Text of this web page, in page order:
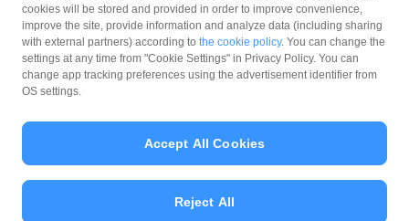
マネロン等基本方針
カスタマーハラスメントに関する当社の考え方
© PayPay Corporation
cookies will be stored and provided in order to improve convenience,
improve the site, provide information and analyze data (including sharing
with external partners) according to the cookie policy. You can change the
settings at any time from "Cookie Settings" in Privacy Policy. You can
change app tracking preferences using the advertisement identifier from
OS settings.
Reject All
Accept All Cookies